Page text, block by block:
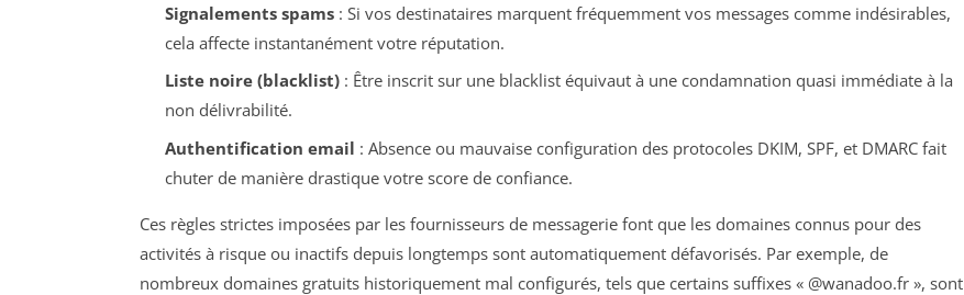
Signalements spams: Si vos destinataires marquent fréquemment vos messages comme indésirables,
cela affecte instantanément votre réputation.
Liste noire (blacklist): Être inscrit sur une blacklist équivaut à une condamnation quasi immédiate à la
non délivrabilité.
Authentification email : Absence ou mauvaise configuration des protocoles DKIM, SPF, et DMARC fait
chuter de manière drastique votre score de confiance.
Ces règles strictes imposées par les fournisseurs de messagerie font que les domaines connus pour des
activités à risque ou inactifs depuis longtemps sont automatiquement défavorisés. Par exemple, de
nombreux domaines gratuits historiquement mal configurés, tels que certains suffixes « @wanadoo.fr », sont